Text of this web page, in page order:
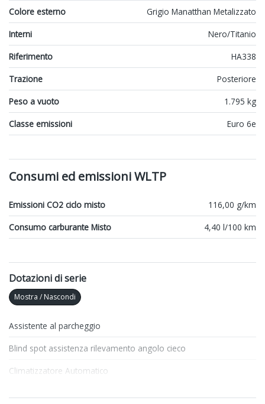
Colore esterno
Grigio Manatthan Metalizzato
Interni
Nero/Titanio
Riferimento
HA338
Trazione
Posteriore
Peso a vuoto
1.795 kg
Classe emissioni
Euro 6e
Consumi ed emissioni WLTP
Emissioni CO2 ciclo misto
116,00 g/km
Consumo carburante Misto
4,40 l/100 km
Dotazioni di serie
Mostra / Nascondi
Assistente al parcheggio
Blind spot assistenza rilevamento angolo cieco
Climatizzatore Automatico